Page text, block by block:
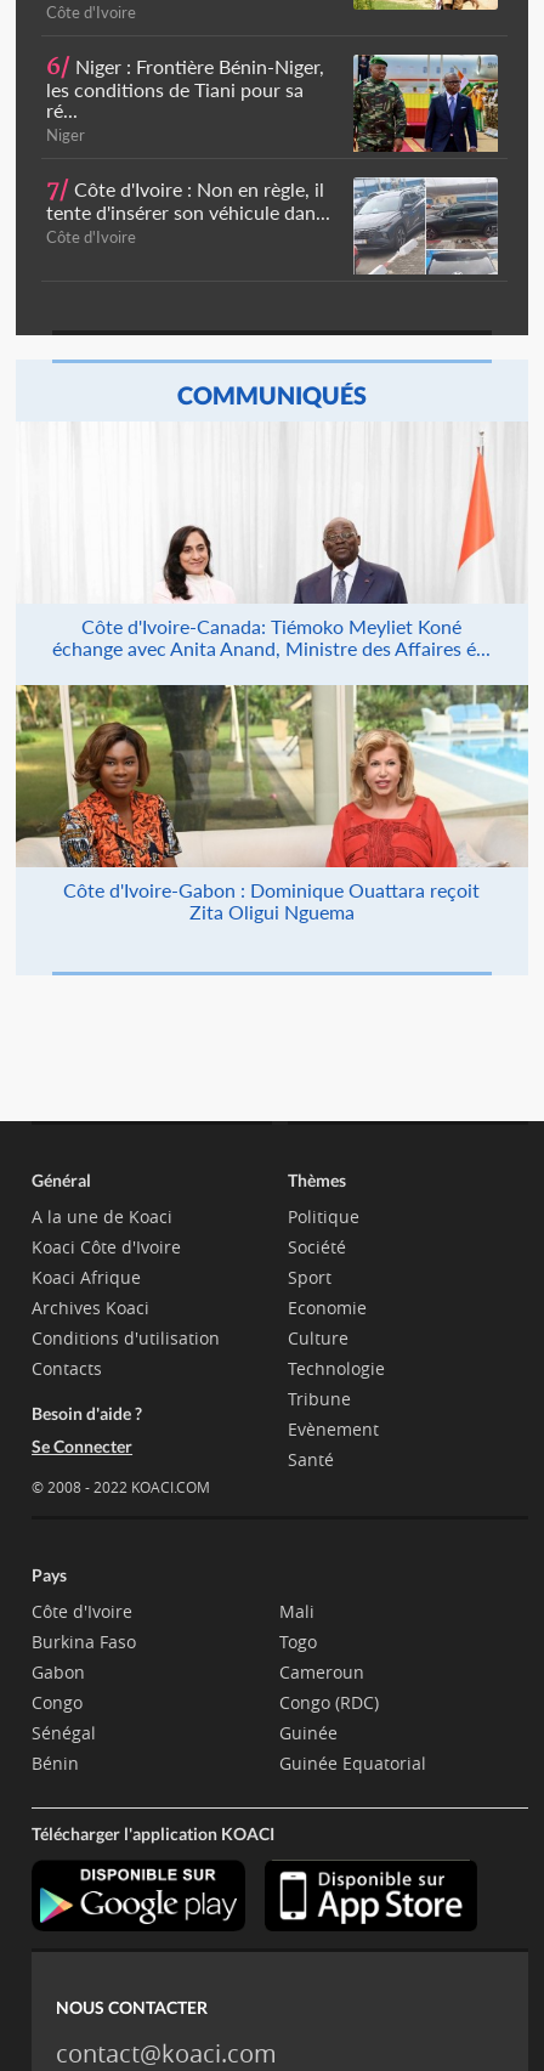
Côte d'Ivoire
6/ Niger : Frontière Bénin-Niger,
les conditions de Tiani pour sa
ré...
Niger
7/ Côte d'Ivoire : Non en règle, il
tente d'insérer son véhicule dan...
Côte d'Ivoire
COMMUNIQUÉS
Côte d'Ivoire-Canada: Tiémoko Meyliet Koné
échange avec Anita Anand, Ministre des Affaires é...
Côte d'Ivoire-Gabon : Dominique Ouattara reçoit
Zita Oligui Nguema
Général
A la une de Koaci
Koaci Côte d'Ivoire
Koaci Afrique
Archives Koaci
Conditions d'utilisation
Contacts
Besoin d'aide ?
Se Connecter
© 2008 - 2022 KOACI.COM
Thèmes
Politique
Société
Sport
Economie
Culture
Technologie
Tribune
Evènement
Santé
Pays
Côte d'Ivoire
Burkina Faso
Gabon
Congo
Sénégal
Bénin
Mali
Togo
Cameroun
Congo (RDC)
Guinée
Guinée Equatorial
Télécharger l'application KOACI
NOUS CONTACTER
contact@koaci.com